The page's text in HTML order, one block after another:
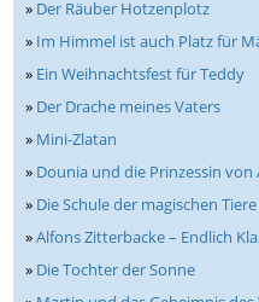
» Der Räuber Hotzenplotz
» Im Himmel ist auch Platz für
» Ein Weihnachtsfest für Teddy
» Der Drache meines Vaters
» Mini-Zlatan
» Dounia und die Prinzessin von
» Die Schule der magischen
»Alfons Zitterbacke – Endlich
» Die Tochter der Sonne